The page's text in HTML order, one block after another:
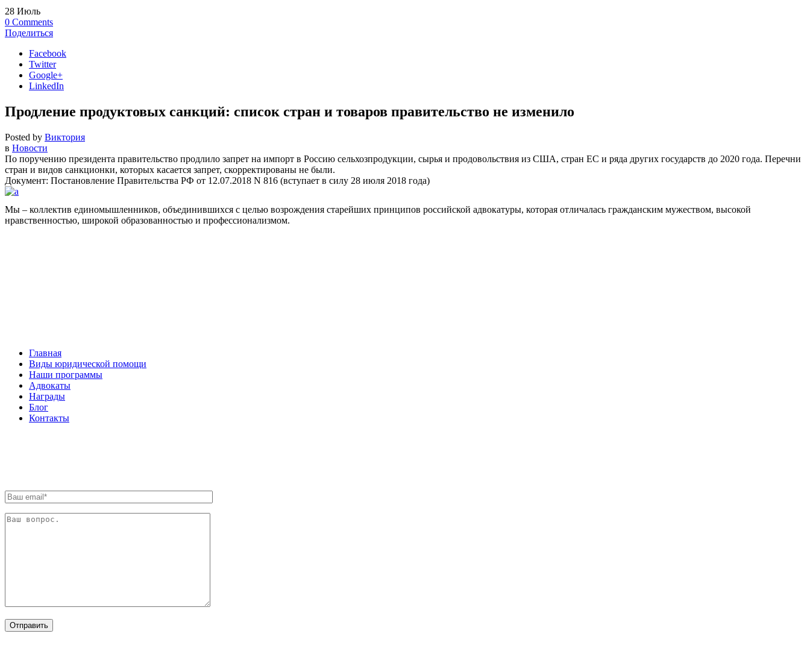
28 Июль
0 Comments
Поделиться
Facebook
Twitter
Google+
LinkedIn
Продление продуктовых санкций: список стран и товаров правительство не изменило
Posted by Виктория
в Новости
По поручению президента правительство продлило запрет на импорт в Россию сельхозпродукции, сырья и продовольствия из США, стран ЕС и ряда других государств до 2020 года. Перечни
стран и видов санкционки, которых касается запрет, скорректированы не были.
Документ: Постановление Правительства РФ от 12.07.2018 N 816 (вступает в силу 28 июля 2018 года)
Мы – коллектив единомышленников, объединившихся с целью возрождения старейших принципов российской адвокатуры, которая отличалась гражданским мужеством, высокой
нравственностью, широкой образованностью и профессионализмом.
Главная
Виды юридической помощи
Наши программы
Адвокаты
Награды
Блог
Контакты